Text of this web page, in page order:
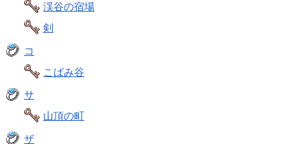
渓谷の宿場
剣
コ
こばみ谷
サ
山頂の町
ザ